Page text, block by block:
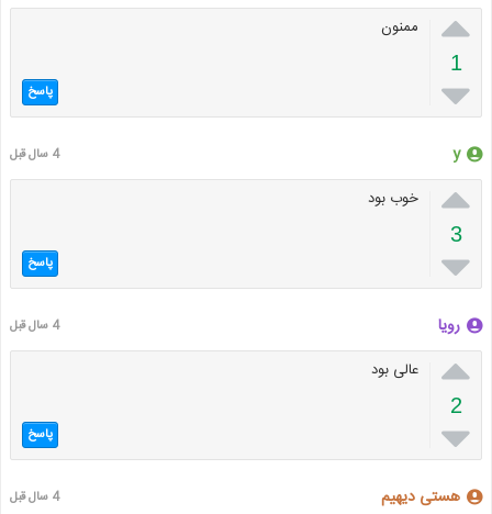

1

ممنون
پاسخ
y 4 سال قبل

3

خوب بود
پاسخ
رویا 4 سال قبل

2

عالی بود
پاسخ
هستی دیهیم 4 سال قبل